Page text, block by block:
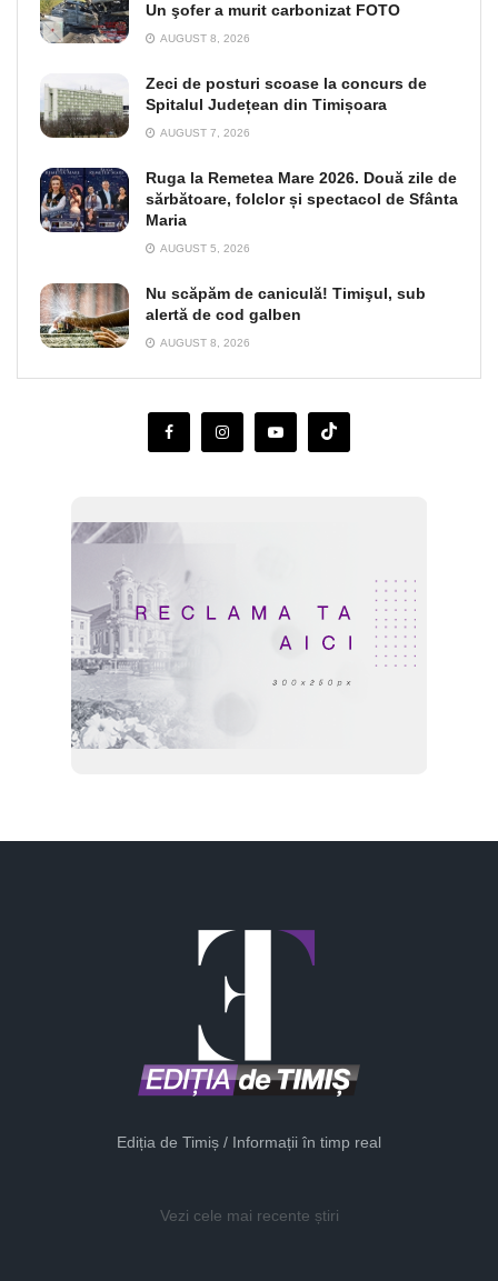
Un şofer a murit carbonizat FOTO
AUGUST 8, 2026
Zeci de posturi scoase la concurs de
Spitalul Județean din Timișoara
AUGUST 7, 2026
Ruga la Remetea Mare 2026. Două zile de
sărbătoare, folclor și spectacol de Sfânta
Maria
AUGUST 5, 2026
Nu scăpăm de caniculă! Timişul, sub
alertă de cod galben
AUGUST 8, 2026
Ediția de Timiș / Informații în timp real
Vezi cele mai recente știri